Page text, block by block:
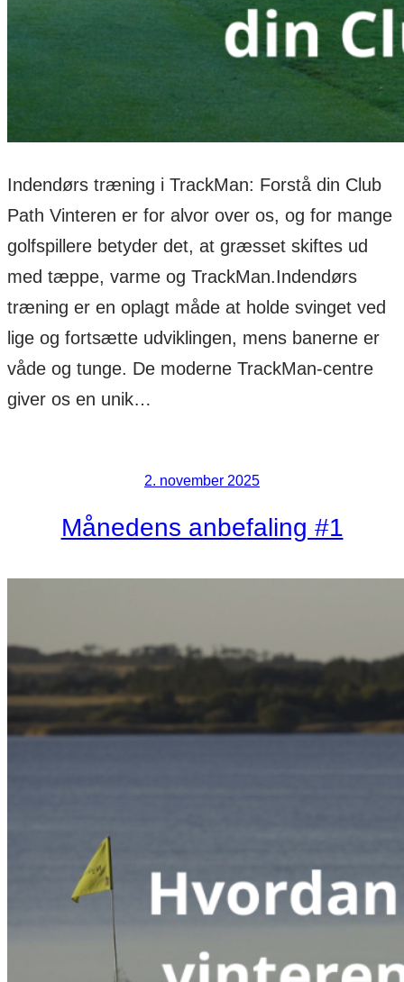
Indendørs træning i TrackMan: Forstå din Club
Path Vinteren er for alvor over os, og for mange
golfspillere betyder det, at græsset skiftes ud
med tæppe, varme og TrackMan.Indendørs
træning er en oplagt måde at holde svinget ved
lige og fortsætte udviklingen, mens banerne er
våde og tunge. De moderne TrackMan-centre
giver os en unik…
2. november 2025
Månedens anbefaling #1